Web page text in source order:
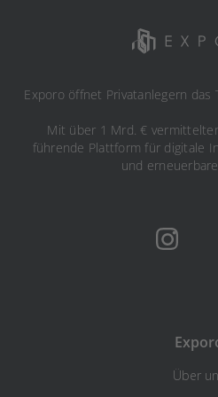
Exporo öffnet Privatanlegern das
Mit über 1 Mrd. €
führende Plattform für digitale
und
Über